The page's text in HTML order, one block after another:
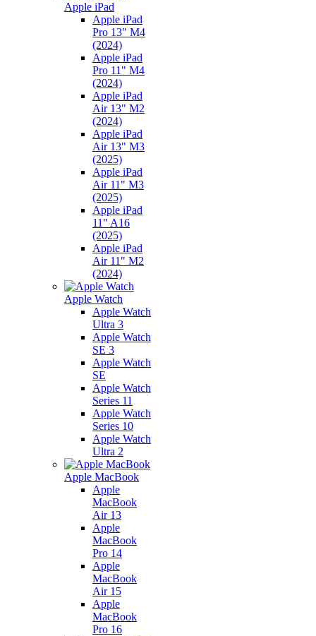
Apple iPad
Apple iPad
Pro 13" M4
(2024)
Apple iPad
Pro 11" M4
(2024)
Apple iPad
Air 13" M2
(2024)
Apple iPad
Air 13" M3
(2025)
Apple iPad
Air 11" M3
(2025)
Apple iPad
11" A16
(2025)
Apple iPad
Air 11" M2
(2024)
Apple Watch
Apple Watch
Ultra 3
Apple Watch
SE 3
Apple Watch
SE
Apple Watch
Series 11
Apple Watch
Series 10
Apple Watch
Ultra 2
Apple MacBook
Apple
MacBook
Air 13
Apple
MacBook
Pro 14
Apple
MacBook
Air 15
Apple
MacBook
Pro 16